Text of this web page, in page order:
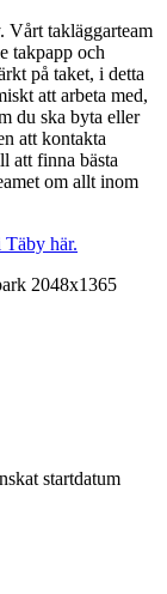
Vårt takläggarteam
takpapp och
på taket, i detta
att arbeta med,
du ska byta eller
att kontakta
att finna bästa
om allt inom
Täby här.
startdatum